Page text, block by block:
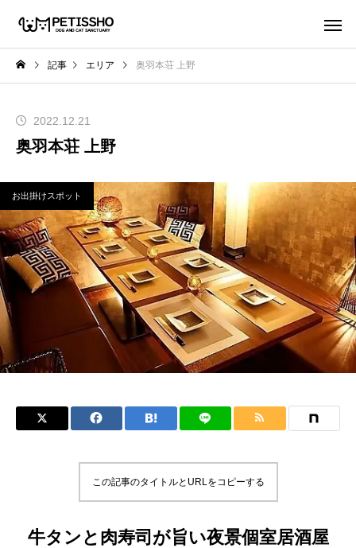
記事 エリア 奥羽本荘 上野
2022.12.21
奥羽本荘 上野
お出掛けスポット
この記事のタイトルとURLをコピーする
牛タンと肉寿司が旨い夜景個室居酒屋